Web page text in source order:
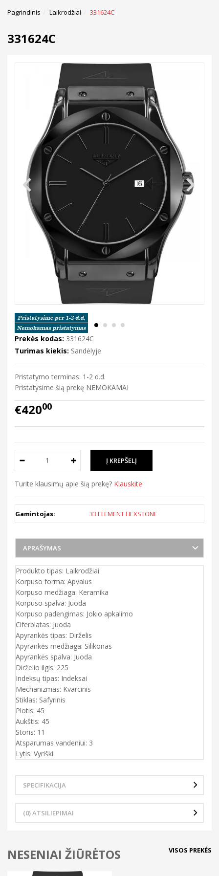
Pagrindinis Laikrodžiai 331624C
331624C
Prekės kodas: 331624C
Turimas kiekis: Sandėlyje
Pristatymo terminas: 1-2 d.d.
Pristatysime šią prekę NEMOKAMAI
€42000
Turite klausimų apie šią prekę? Klauskite
Gamintojas: 33 ELEMENT HEXSTONE
APRAŠYMAS
Produkto tipas: Laikrodžiai
Korpuso forma: Apvalus
Korpuso medžiaga: Keramika
Korpuso spalva: Juoda
Korpuso padengimas: Jokio apkalimo
Ciferblatas: Juoda
Apyrankės tipas: Dirželis
Apyrankės medžiaga: Silikonas
Apyrankės spalva: Juoda
Dirželio ilgis: 225
Indeksų tipas: Indeksai
Mechanizmas: Kvarcinis
Stiklas: Safyrinis
Plotis: 45
Aukštis: 45
Storis: 11
Atsparumas vandeniui: 3
Lytis: Vyriški
SPECIFIKACIJA
(0) ATSILIEPIMAI
NESENIAI ŽIŪRĖTOS VISOS PREKĖS